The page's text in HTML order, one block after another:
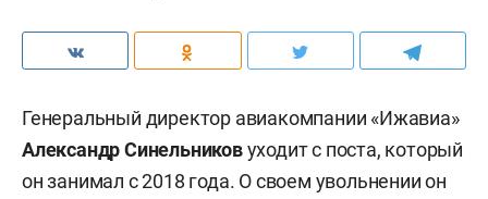
Генеральный директор авиакомпании «Ижавиа»
Александр Синельниковуходит с поста, который
он занимал с 2018 года. О своем увольнении он